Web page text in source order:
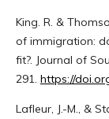
King. R. &
of immigration:
fit?. Journal of
291. https://
Lafleur, J.-M., &